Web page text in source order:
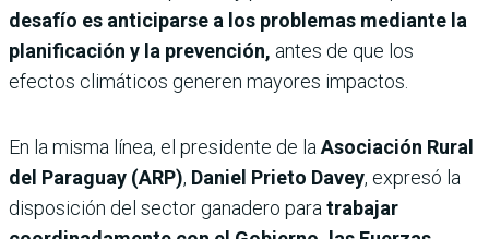
desafío es anticiparse a los problemas mediante la
planificación y la prevención, antes de que los
efectos climáticos generen mayores impactos.
En la misma línea, el presidente de la Asociación Rural
del Paraguay (ARP), Daniel Prieto Davey, expresó la
disposición del sector ganadero para trabajar